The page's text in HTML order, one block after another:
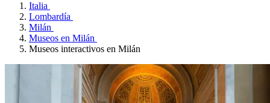
Italia
Lombardía
Milán
Museos en Milán
Museos interactivos en Milán